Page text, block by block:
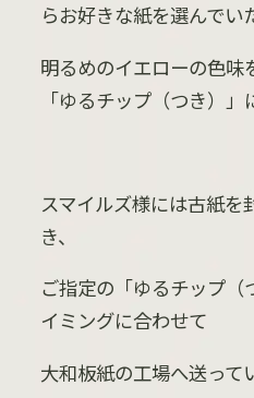
らお好きな紙を選んでい
明るめのイエローの色味
「ゆるチップ（つき）」
スマイルズ様には古紙を
き、
ご指定の「ゆるチップ（
イミングに合わせて
大和板紙の工場へ送って